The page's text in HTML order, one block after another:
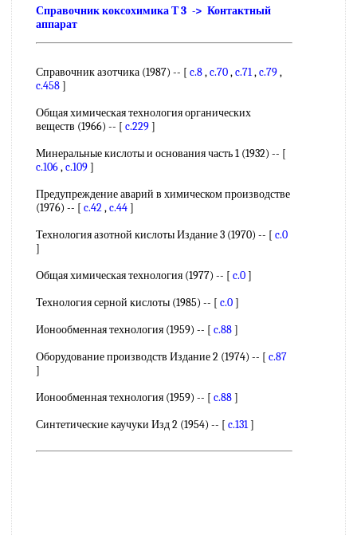
Справочник коксохимика Т 3 -> Контактный
аппарат
Справочник азотчика (1987) -- [ c.8,c.70,c.71,c.79,
c.458]
Общая химическая технология органических
веществ (1966) -- [ c.229]
Минеральные кислоты и основания часть 1 (1932) -- [
c.106,c.109]
Предупреждение аварий в химическом производстве
(1976) -- [ c.42,c.44]
Технология азотной кислоты Издание 3 (1970) -- [ c.0
]
Общая химическая технология (1977) -- [ c.0]
Технология серной кислоты (1985) -- [ c.0]
Ионообменная технология (1959) -- [ c.88]
Оборудование производств Издание 2 (1974) -- [ c.87
]
Ионообменная технология (1959) -- [ c.88]
Синтетические каучуки Изд 2 (1954) -- [ c.131]